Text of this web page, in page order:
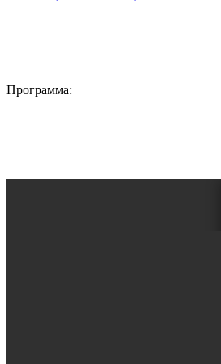
Программа: